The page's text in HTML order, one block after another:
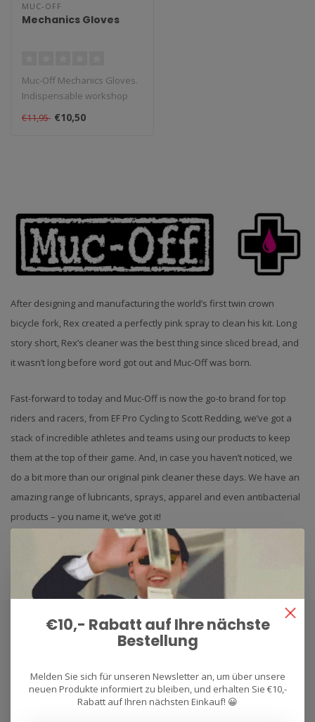
MUC-OFF
Mechanics Gloves
Muc-Off Mechanics Gloves.
Indispensable workshop
gloves, available in different
€11,95 €10,50
After designing and manufacturing the world’s first twin crown
bicycle fork, Rex created a perfectly pink spray to clean his kit. Long
story short, Rex’s cleaner was the best thing since sliced bread, and
it wasn’t long before word got out and Muc-Off was born.
Fast-forward to today and Muc-Off is now the go-to brand for top
riders and racers, from EF Pro Cycling to Scott Redding, we’ve got a
stack of incredible athletes and teams using our products to keep
them at the top of their game. And, in case you haven’t noticed, we
do a bit more than our original pink cleaner these days. We have an
amazing range of lubricants, sprays, apparel and even antibacterial
products – you name it, we’ve got it!
Abonnieren Sie unseren Newsletter
Abonnieren
€10,- Rabatt auf Ihre nächste
Bestellung
Melden Sie sich für unseren Newsletter an, um über unsere
neuen Produkte informiert zu bleiben, und erhalten Sie €10,-
Rabatt auf Ihren nächsten Einkauf! 😀